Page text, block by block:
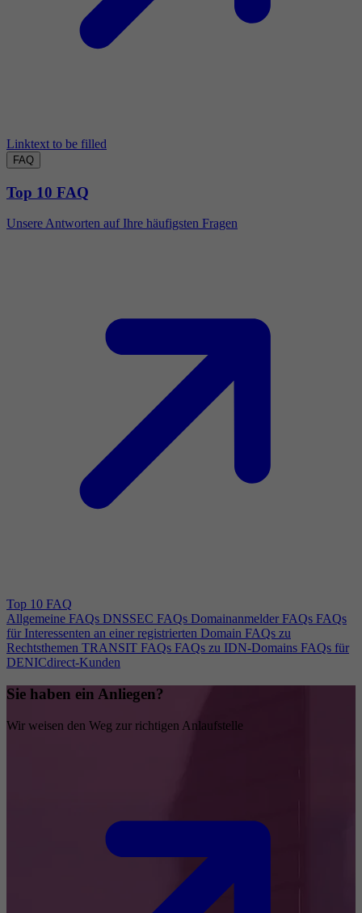
Linktext to be filled
FAQ
Top 10 FAQ
Unsere Antworten auf Ihre häufigsten Fragen
Top 10 FAQ
Allgemeine FAQs DNSSEC FAQs Domainanmelder FAQs FAQs
für Interessenten an einer registrierten Domain FAQs zu
Rechtsthemen TRANSIT FAQs FAQs zu IDN-Domains FAQs für
DENICdirect-Kunden
Sie haben ein Anliegen?
Wir weisen den Weg zur richtigen Anlaufstelle